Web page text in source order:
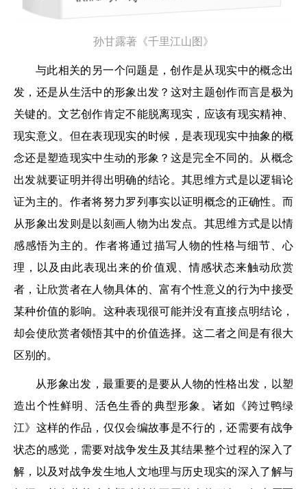
孙甘露著《千里江山图》
与此相关的另一个问题是，创作是从现实中的概念出
发，还是从生活中的形象出发？这对主题创作而言是极为
关键的。文艺创作肯定不能脱离现实，应该有现实精神、
现实意义。但在表现现实的时候，是表现现实中抽象的概
念还是塑造现实中生动的形象？这是完全不同的。从概念
出发就要证明并得出明确的结论。其思维方式是以逻辑论
证为主的。作者将努力罗列事实以证明概念的正确性。而
从形象出发则是以刻画人物为出发点。其思维方式是以情
感感悟为主的。作者将通过描写人物的性格与细节、心
理，以及由此表现出来的价值观、情感状态来触动欣赏
者，让欣赏者在人物具体的、富有个性意义的行为中接受
某种价值的影响。这种表现很可能并没有直接点明结论，
却会使欣赏者领悟其中的价值选择。这二者之间是有很大
区别的。
从形象出发，最重要的是要从人物的性格出发，以塑
造出个性鲜明、活色生香的典型形象。诸如《跨过鸭绿
江》这样的作品，仅仅会编故事是不行的，还需要有战争
状态的感觉，需要对战争发生及其结果整个过程的深入了
解，以及对战争发生地人文地理与历史现实的深入了解与